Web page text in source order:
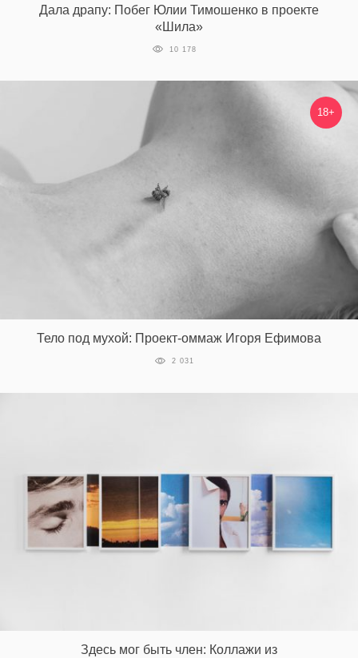
Дала драпу: Побег Юлии Тимошенко в проекте
«Шила»
10 178
18+
Тело под мухой: Проект-оммаж Игоря Ефимова
2 031
Здесь мог быть член: Коллажи из